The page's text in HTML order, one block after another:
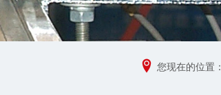
您现在的位置：